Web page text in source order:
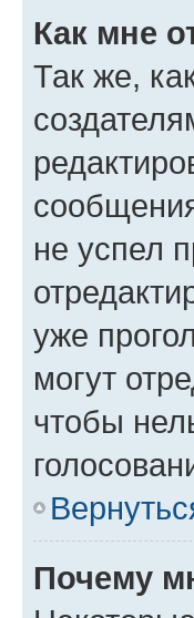
Как мне
Так же,
не успел
уже
могут
чтобы
Почему